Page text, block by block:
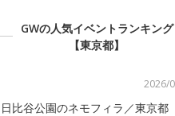
GWの人気イベントランキング
【東京都】
2026/
日比谷公園のネモフィラ／東京都